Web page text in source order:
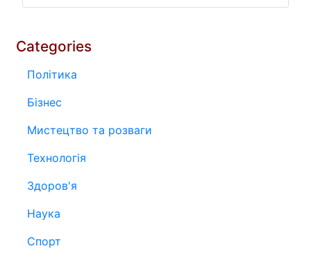
Categories
Політика
Бізнес
Мистецтво та розваги
Технологія
Здоров'я
Наука
Спорт